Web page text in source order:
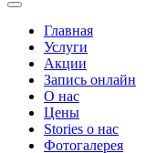
Главная
Услуги
Акции
Запись онлайн
О нас
Цены
Stories о нас
Фотогалерея